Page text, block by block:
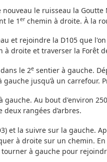
le ruisseau la
le 1 erchemin à droite. À la
et rejoindre la D105 que
à droite et traverser la Forêt
le 2esentier à gauche.
jusqu’à un
gauche. Au bout d'environ
rangées d’arbres.
et la suivre sur la gauche.
à droite sur un chemin.
à gauche pour